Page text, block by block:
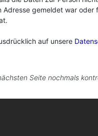
gemeldet war
auf unsere
Seite nochmals